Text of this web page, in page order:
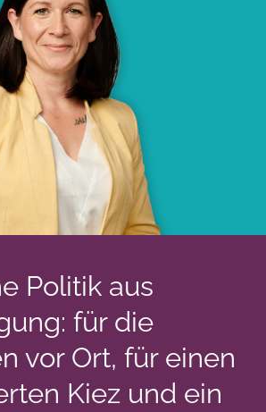
Politik aus
für die
vor Ort, für einen
Kiez und ein